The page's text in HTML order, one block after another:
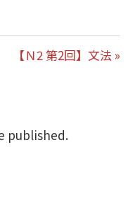
Next
【Ｎ2 第2回】文法
published.